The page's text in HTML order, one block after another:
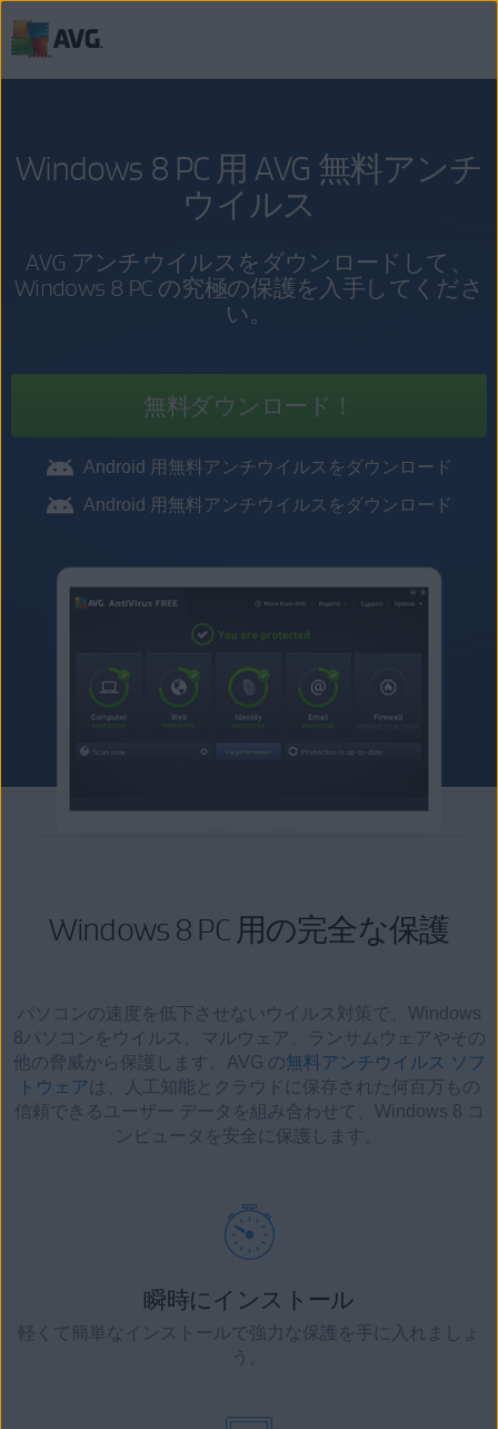
ツ
Windows 8 PC 用 AVG 無料アンチ
ウイルス
AVG アンチウイルスをダウンロードして、
Windows 8 PC の究極の保護を入手してくださ
い。
無料ダウンロード！
Android 用無料アンチウイルスをダウンロード
Android 用無料アンチウイルスをダウンロード
Windows 8 PC 用の完全な保護
パソコンの速度を低下させないウイルス対策で、Windows
8パソコンをウイルス、マルウェア、ランサムウェアやその
他の脅威から保護します。AVG の無料アンチウイルス ソフ
トウェアは、人工知能とクラウドに保存された何百万もの
信頼できるユーザー データを組み合わせて、Windows 8 コ
ンピュータを安全に保護します。
瞬時にインストール
軽くて簡単なインストールで強力な保護を手に入れましょ
う。